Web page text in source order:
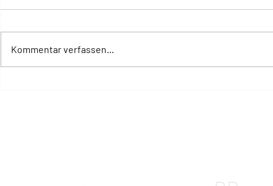
Kommentar verfassen...